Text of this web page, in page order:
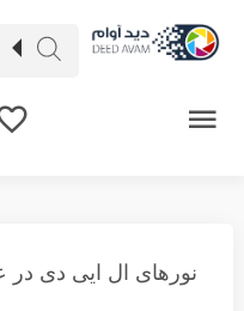
نورهای ال ایی دی